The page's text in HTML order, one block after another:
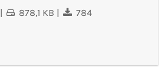
878,1 KB | 784